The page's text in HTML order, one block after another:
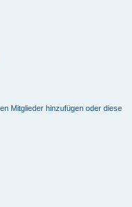
Mitglieder hinzufügen oder diese